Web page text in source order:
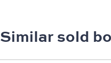
Similar sold